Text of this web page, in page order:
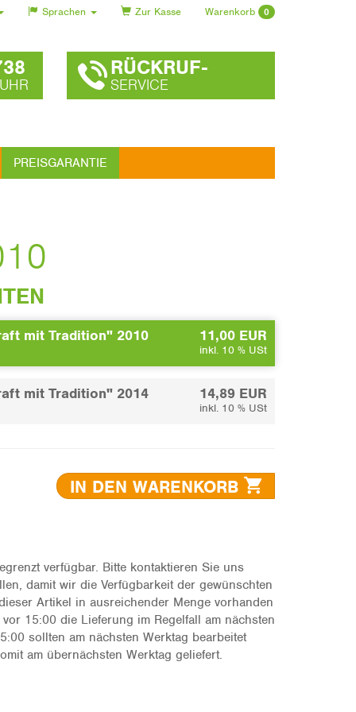
Sprachen Zur Kasse Warenkorb 0
RÜCKRUF-
SERVICE
PREISGARANTIE
mit Tradition" 2010 11,00 EUR
inkl. 10 % USt
mit Tradition" 2014 14,89 EUR
inkl. 10 % USt
IN DEN WARENKORB
verfügbar. Bitte kontaktieren Sie uns
damit wir die Verfügbarkeit der gewünschten
Artikel in ausreichender Menge vorhanden
15:00 die Lieferung im Regelfall am nächsten
sollten am nächsten Werktag bearbeitet
am übernächsten Werktag geliefert.